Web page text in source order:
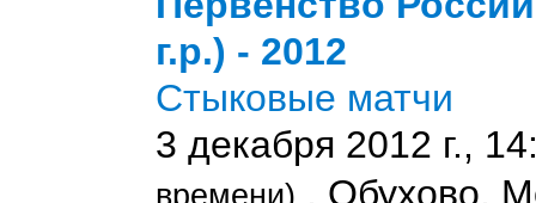
г.р.) - 2012
Стыковые матчи
3 декабря 2012 г.,
времени) , Обухово,